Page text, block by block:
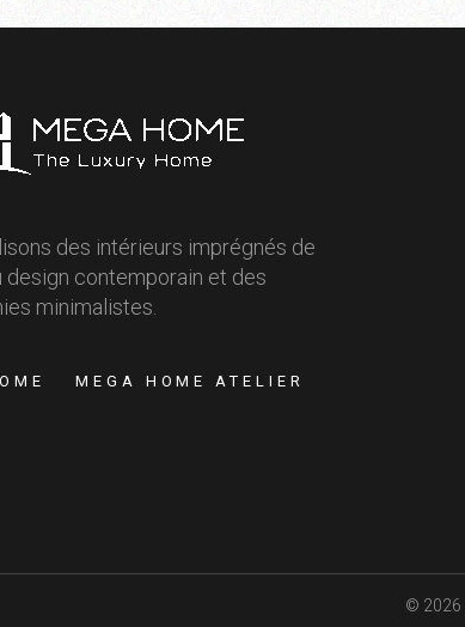
des intérieurs imprégnés de
design contemporain et des
minimalistes.
MEGA HOME ATELIER
© 2026